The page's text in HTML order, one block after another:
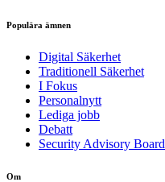
Populära ämnen
Digital Säkerhet
Traditionell Säkerhet
I Fokus
Personalnytt
Lediga jobb
Debatt
Security Advisory Board
Om